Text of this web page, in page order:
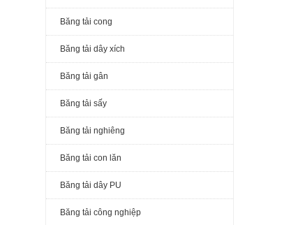
Băng tải cong
Băng tải dây xích
Băng tải gân
Băng tải sấy
Băng tải nghiêng
Băng tải con lăn
Băng tải dây PU
Băng tải công nghiệp